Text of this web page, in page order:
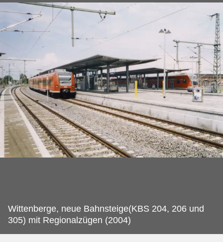
Wittenberge, neue Bahnsteige(KBS 204, 206 und
305) mit Regionalzügen (2004)